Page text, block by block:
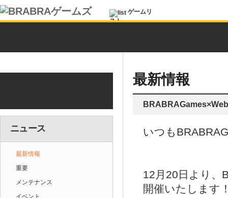
ゲームリ
スト
ニュース
最新情報
重要
メンテナンス
イベント
最新情報
いつも
12月20日より、
開催いたします